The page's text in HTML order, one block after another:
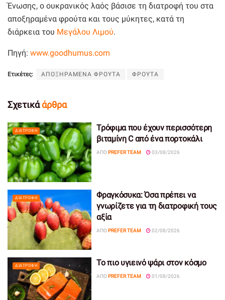
Ένωσης, ο ουκρανικός λαός βάσισε τη διατροφή του στα
αποξηραμένα φρούτα και τους μύκητες, κατά τη
διάρκεια του Μεγάλου Λιμού.
Πηγή: www.goodhumus.com
Ετικέτες: ΑΠΟΞΗΡΑΜΕΝΑ ΦΡΟΥΤΑ ΦΡΟΥΤΑ
Σχετικάάρθρα
ΔΙΑΤΡΟΦΉ
Τρόφιμα που έχουν περισσότερη
βιταμίνη C από ένα πορτοκάλι
ΑΠΌ PREFER TEAM 03/08/2026
ΔΙΑΤΡΟΦΉ
Φραγκόσυκα: Όσα πρέπει να
γνωρίζετε για τη διατροφική τους
αξία
ΑΠΌ PREFER TEAM 02/08/2026
ΔΙΑΤΡΟΦΉ Το πιο υγιεινό ψάρι στον κόσμο
ΑΠΌ PREFER TEAM 01/08/2026